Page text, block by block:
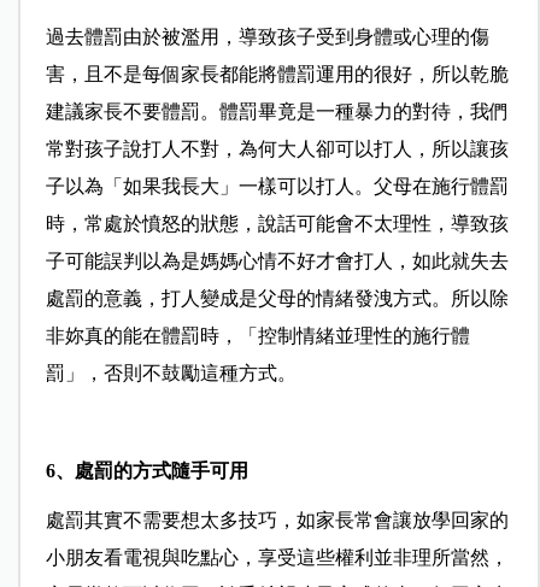
過去體罰由於被濫用，導致孩子受到身體或心理的傷
害，且不是每個家長都能將體罰運用的很好，所以乾脆
建議家長不要體罰。體罰畢竟是一種暴力的對待，我們
常對孩子說打人不對，為何大人卻可以打人，所以讓孩
子以為「如果我長大」一樣可以打人。父母在施行體罰
時，常處於憤怒的狀態，說話可能會不太理性，導致孩
子可能誤判以為是媽媽心情不好才會打人，如此就失去
處罰的意義，打人變成是父母的情緒發洩方式。所以除
非妳真的能在體罰時，「控制情緒並理性的施行體
罰」，否則不鼓勵這種方式。
6、 處罰的方式隨手可用
處罰其實不需要想太多技巧，如家長常會讓放學回家的
小朋友看電視與吃點心，享受這些權利並非理所當然，